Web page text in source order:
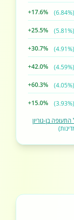
(6.84%)
+17.6%
(5.81%)
+25.5%
(4.91%)
+30.7%
(4.59%)
+42.0%
(4.05%)
+60.3%
(3.93%)
+15.0%